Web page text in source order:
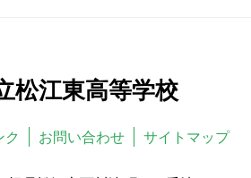
松江東高等学校
ク お問い合わせ サイトマップ